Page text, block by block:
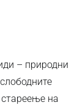
– природни
на